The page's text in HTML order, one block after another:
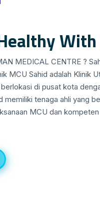
With
MEDICAL CENTRE ?
MCU Sahid adalah Klinik
di pusat kota
memiliki tenaga ahli yang
MCU dan